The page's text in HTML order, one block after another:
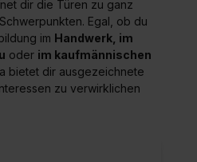
dir die Türen zu ganz
Egal, ob du
im Handwerk, im
oder im kaufmännischen
bietet dir ausgezeichnete
zu verwirklichen